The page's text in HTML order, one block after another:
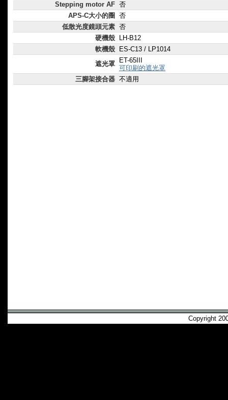
Stepping motor AF 否
APS-C大小的圈
否
低散光度鏡頭元素 否
硬機殼
LH-B12
軟機殼
ES-C13 / LP1014
遮光罩
ET-65III
可印刷的遮光罩
三腳架接合器 不適用
Copyright